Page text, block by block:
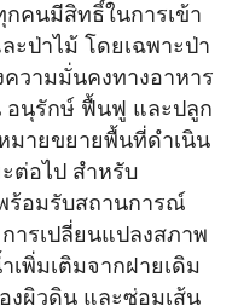
คนมีสิทธิ์ในการเข้า
ะป่าไม้ โดยเฉพาะป่า
วามมั่นคงทางอาหาร
อนุรักษ์ ฟื้นฟู และปลูก
มายขยายพื้นที่ดำเนิน
ต่อไป สำหรับ
ร้อมรับสถานการณ์
ารเปลี่ยนแปลงสภาพ
พิ่มเติมจากฝายเดิม
งผิวดิน และซ่อมเส้น